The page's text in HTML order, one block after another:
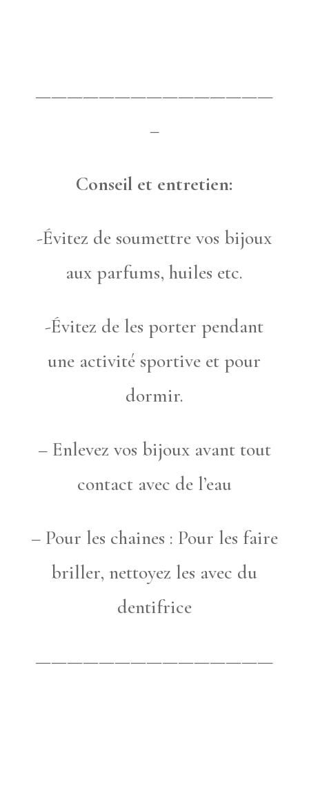
———————————————
–
Conseil et entretien:
-Évitez de soumettre vos bijoux
aux parfums, huiles etc.
-Évitez de les porter pendant
une activité sportive et pour
dormir.
– Enlevez vos bijoux avant tout
contact avec de l’eau
– Pour les chaines : Pour les faire
briller, nettoyez les avec du
dentifrice
———————————————